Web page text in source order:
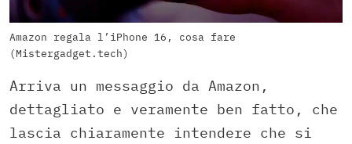
Amazon regala l’iPhone 16, cosa fare
(Mistergadget.tech)
Arriva un messaggio da Amazon,
dettagliato e veramente ben fatto, che
lascia chiaramente intendere che si